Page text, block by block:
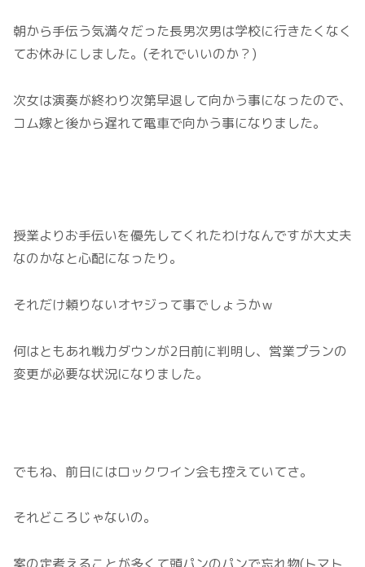
朝から手伝う気満々だった長男次男は学校に行きたくなく
てお休みにしました。(それでいいのか？)
次女は演奏が終わり次第早退して向かう事になったので、
コム嫁と後から遅れて電車で向かう事になりました。
授業よりお手伝いを優先してくれたわけなんですが大丈夫
なのかなと心配になったり。
それだけ頼りないオヤジって事でしょうかｗ
何はともあれ戦力ダウンが2日前に判明し、営業プランの
変更が必要な状況になりました。
でもね、前日にはロックワイン会も控えていてさ。
それどころじゃないの。